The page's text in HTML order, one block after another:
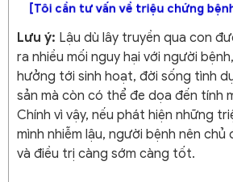
[Tôi cần tư vấn về triệu chứng
Lưu ý: Lậu dù lây truyền qua con
ra nhiều mối nguy hại với người
hưởng tới sinh hoạt, đời sống tình
sản mà còn có thể đe dọa đến tính
Chính vì vậy, nếu phát hiện những
mình nhiễm lậu, người bệnh nên chủ
và điều trị càng sớm càng tốt.